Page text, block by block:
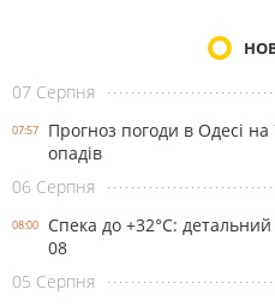
07 Серпня
07:57
Прогноз погоди в Одесі
опадів
06 Серпня
08:00
Спека до +32°С:
08
05 Серпня